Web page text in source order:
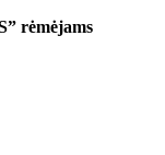
rėmėjams